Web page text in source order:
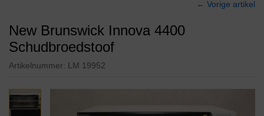
← Vorige artikel
New Brunswick Innova 4400
Schudbroedstoof
Artikelnummer: LM 19952